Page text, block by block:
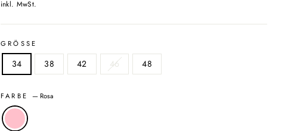
Preis
inkl. MwSt.
GRÖSSE
34 38 42 46 48
FARBE —Rosa